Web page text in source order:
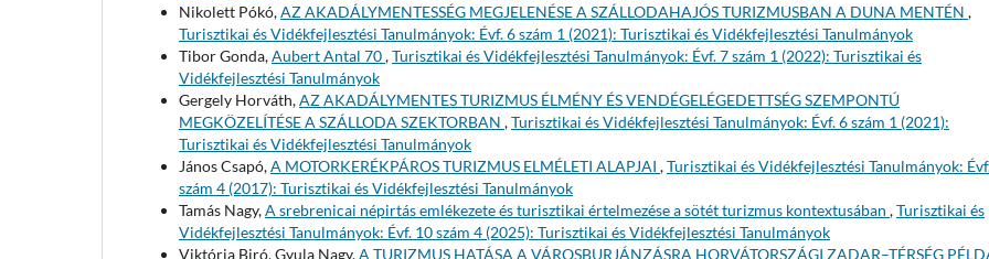
Nikolett Pókó,AZ AKADÁLYMENTESSÉG MEGJELENÉSE A SZÁLLODAHAJÓS TURIZMUSBAN A DUNA MENTÉN ,
Turisztikai és Vidékfejlesztési Tanulmányok: Évf. 6 szám 1 (2021): Turisztikai és Vidékfejlesztési Tanulmányok
Tibor Gonda,Aubert Antal 70,Turisztikai és Vidékfejlesztési Tanulmányok: Évf. 7 szám 1 (2022): Turisztikai és
Vidékfejlesztési Tanulmányok
Gergely Horváth,AZ AKADÁLYMENTES TURIZMUS ÉLMÉNY ÉS VENDÉGELÉGEDETTSÉG SZEMPONTÚ
MEGKÖZELÍTÉSE A SZÁLLODA SZEKTORBAN ,Turisztikai és Vidékfejlesztési Tanulmányok: Évf. 6 szám 1 (2021):
Turisztikai és Vidékfejlesztési Tanulmányok
János Csapó,A MOTORKERÉKPÁROS TURIZMUS ELMÉLETI ALAPJAI ,Turisztikai és Vidékfejlesztési Tanulmányok:
szám 4 (2017): Turisztikai és Vidékfejlesztési Tanulmányok
Tamás Nagy,A srebrenicai népirtás emlékezete és turisztikai értelmezése a sötét turizmus kontextusában ,Turisztikai és
Vidékfejlesztési Tanulmányok: Évf. 10 szám 4 (2025): Turisztikai és Vidékfejlesztési Tanulmányok
Viktória Biró, Gyula Nagy,A TURIZMUS HATÁSA A VÁROSBURJÁNZÁSRA HORVÁTORSZÁGI ZADAR–TÉRSÉG